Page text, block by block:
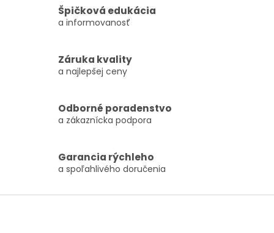
Špičková edukácia
a informovanosť
Záruka kvality
a najlepšej ceny
Odborné poradenstvo
a zákaznícka podpora
Garancia rýchleho
a spoľahlivého doručenia
Zápätie